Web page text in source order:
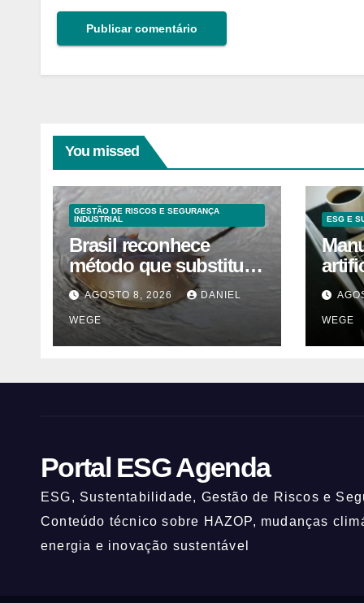
You missed
GESTÃO DE RISCOS E SEGURANÇA
INDUSTRIAL
Brasil reconhece
método que substitui
uso de sangue de
caranguejo-ferradura
em testes
farmacêuticos
AGOSTO 8, 2026 DANIEL
WEGE
ESG E
WEGE
Portal ESG Agenda
ESG, Sustentabilidade, Gestão de Riscos e
Conteúdo técnico sobre HAZOP, mudanças
energia e inovação sustentável